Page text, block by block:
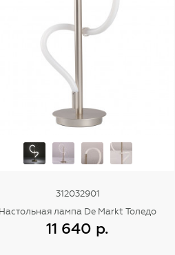
312032901
Настольная лампа De Markt Толедо
11 640 р.